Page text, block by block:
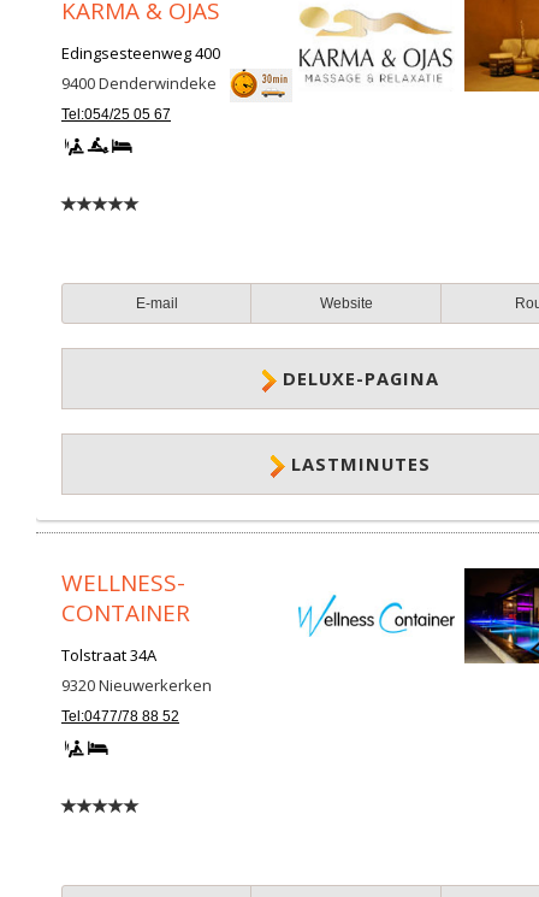
KARMA & OJAS
Edingsesteenweg 400
9400Denderwindeke
Tel:054/25 05 67
E-mail Website
DELUXE-PAGINA
LASTMINUTES
WELLNESS-
CONTAINER
Tolstraat 34A
9320Nieuwerkerken
Tel:0477/78 88 52